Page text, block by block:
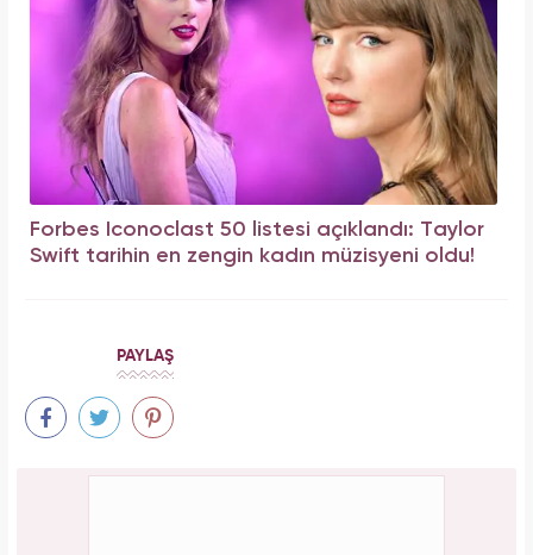
Forbes Iconoclast 50 listesi açıklandı: Taylor
Swift tarihin en zengin kadın müzisyeni oldu!
PAYLAŞ